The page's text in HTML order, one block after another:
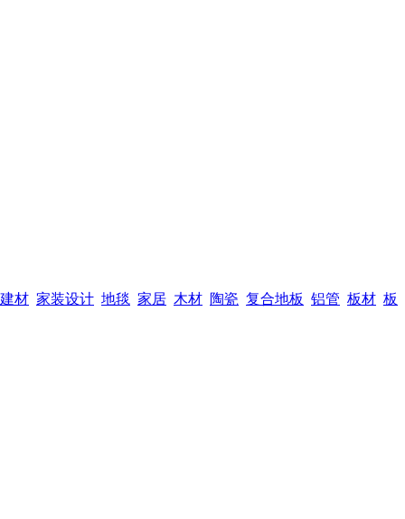
建材 家装设计 地毯 家居 木材 陶瓷 复合地板 铝管 板材 板